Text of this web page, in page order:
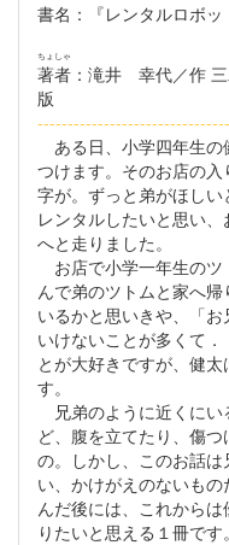
書名 ：『レンタルロボッ
著者
ちょしゃ
：滝井 幸代／作
版
ある日、小学四年生の
つけます。そのお店の
字が。ずっと弟がほし
レンタルしたいと思い
へと走りました。
お店で小学一年生のツ
んで弟のツトムと家へ
いるかと思いきや、「
いけないことが多くて
とが大好きですが、健
す。
兄弟のように近くにい
ど、腹を立てたり、傷
の。しかし、このお話
い、かけがえのないも
んだ後には、これから
りたいと思える１冊です。